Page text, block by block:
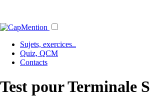
Sujets, exercices..
Quiz, QCM
Contacts
Test pour Terminale S